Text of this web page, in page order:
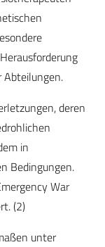
Abteilungen.
deren
in
Bedingungen.
War
(2)
unter